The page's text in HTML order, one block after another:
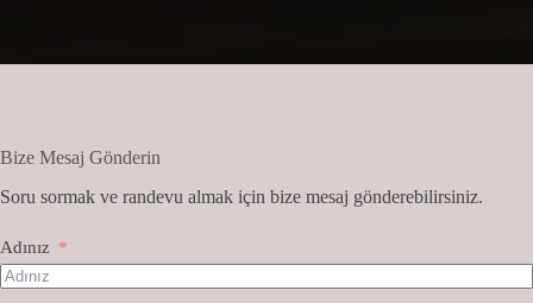
Bize Mesaj Gönderin
Soru sormak ve randevu almak için bize mesaj gönderebilirsiniz.
Adınız